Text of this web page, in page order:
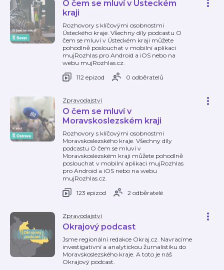
O čem se mluví v Ústeckém
kraji
Rozhovory s klíčovými osobnostmi
Ústeckého kraje. Všechny díly podcastu O
čem se mluví v Ústeckém kraji můžete
pohodlně poslouchat v mobilní aplikaci
mujRozhlas pro Android a iOS nebo na
webu mujRozhlas.cz.
112 epizod
0 odběratelů
Zpravodajství
O čem se mluví v
Moravskoslezském kraji
Rozhovory s klíčovými osobnostmi
Moravskoslezského kraje. Všechny díly
podcastu O čem se mluví v
Moravskoslezském kraji můžete pohodlně
poslouchat v mobilní aplikaci mujRozhlas
pro Android a iOS nebo na webu
mujRozhlas.cz.
123 epizod
2 odběratelé
Zpravodajství
Okrajový podcast
Jsme regionální redakce Okraj.cz. Navracíme
investigativní a analytickou žurnalistiku do
Moravskoslezského kraje. A toto je náš
Okrajový podcast.